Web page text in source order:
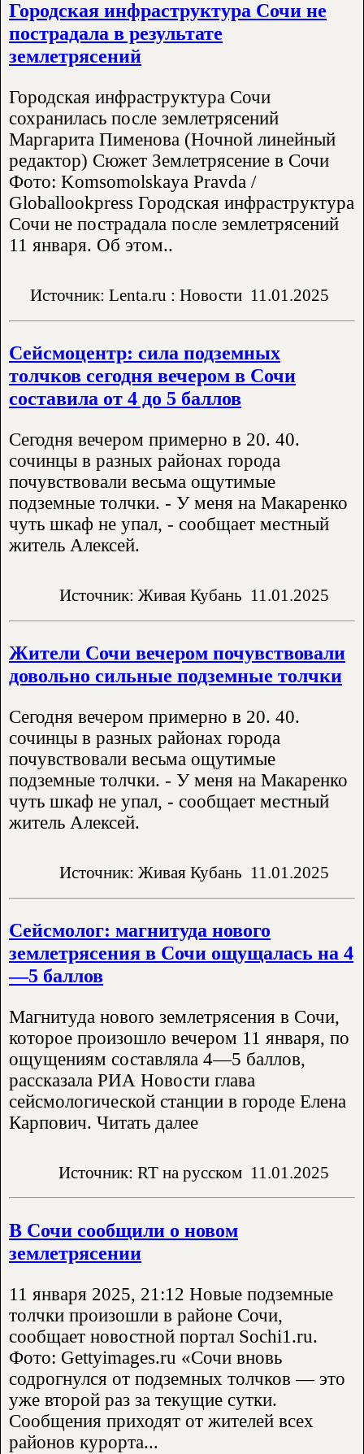
Городская инфраструктура Сочи не
пострадала в результате
землетрясений
Городская инфраструктура Сочи
сохранилась после землетрясений
Маргарита Пименова (Ночной линейный
редактор) Сюжет Землетрясение в Сочи
Фото: Komsomolskaya Pravda /
Globallookpress Городская инфраструктура
Сочи не пострадала после землетрясений
11 января. Об этом..
Источник: Lenta.ru : Новости 11.01.2025
Сейсмоцентр: сила подземных
толчков сегодня вечером в Сочи
составила от 4 до 5 баллов
Сегодня вечером примерно в 20. 40.
сочинцы в разных районах города
почувствовали весьма ощутимые
подземные толчки. - У меня на Макаренко
чуть шкаф не упал, - сообщает местный
житель Алексей.
Источник: Живая Кубань 11.01.2025
Жители Сочи вечером почувствовали
довольно сильные подземные толчки
Сегодня вечером примерно в 20. 40.
сочинцы в разных районах города
почувствовали весьма ощутимые
подземные толчки. - У меня на Макаренко
чуть шкаф не упал, - сообщает местный
житель Алексей.
Источник: Живая Кубань 11.01.2025
Сейсмолог: магнитуда нового
землетрясения в Сочи ощущалась на 4
—5 баллов
Магнитуда нового землетрясения в Сочи,
которое произошло вечером 11 января, по
ощущениям составляла 4—5 баллов,
рассказала РИА Новости глава
сейсмологической станции в городе Елена
Карпович. Читать далее
Источник: RT на русском 11.01.2025
В Сочи сообщили о новом
землетрясении
11 января 2025, 21:12 Новые подземные
толчки произошли в районе Сочи,
сообщает новостной портал Sochi1.ru.
Фото: Gettyimages.ru «Сочи вновь
содрогнулся от подземных толчков — это
уже второй раз за текущие сутки.
Сообщения приходят от жителей всех
районов курорта...